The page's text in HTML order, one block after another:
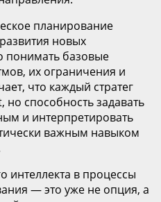
планирование
новых
понимать базовые
их ограничения и
что каждый стратег
но способность задавать
и интерпретировать
важным навыком
интеллекта в процессы
— это уже не опция, а